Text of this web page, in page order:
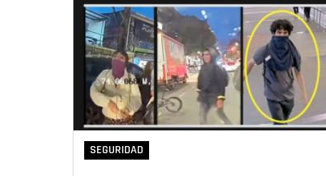
SEGURIDAD